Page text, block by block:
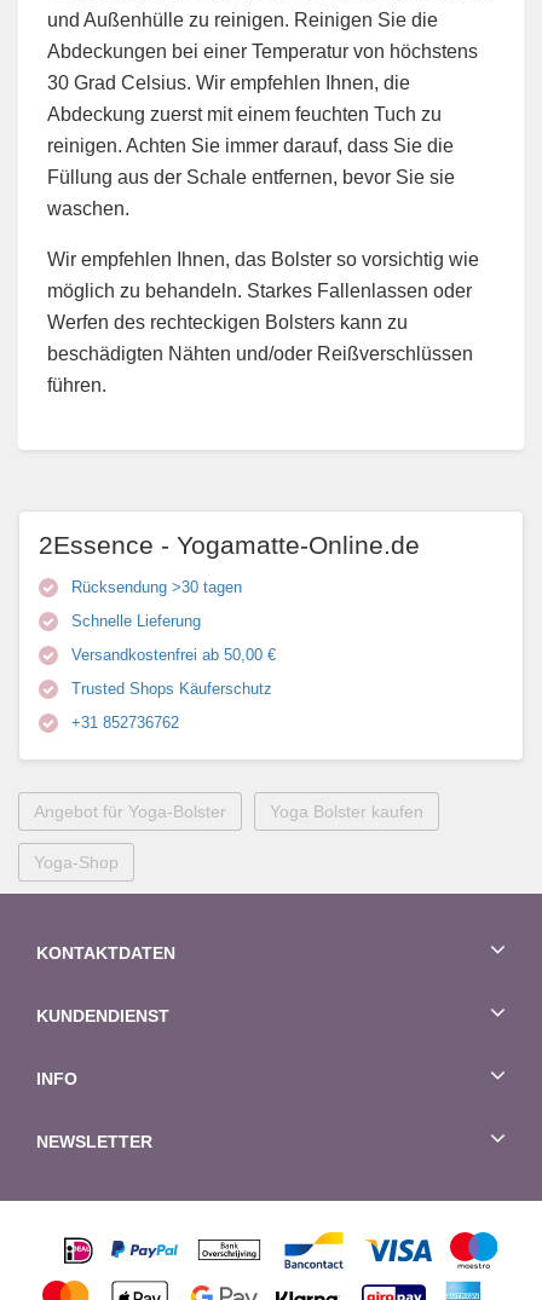
und Außenhülle zu reinigen. Reinigen Sie die
Abdeckungen bei einer Temperatur von höchstens
30 Grad Celsius. Wir empfehlen Ihnen, die
Abdeckung zuerst mit einem feuchten Tuch zu
reinigen. Achten Sie immer darauf, dass Sie die
Füllung aus der Schale entfernen, bevor Sie sie
waschen.
Wir empfehlen Ihnen, das Bolster so vorsichtig wie
möglich zu behandeln. Starkes Fallenlassen oder
Werfen des rechteckigen Bolsters kann zu
beschädigten Nähten und/oder Reißverschlüssen
führen.
2Essence - Yogamatte-Online.de
Rücksendung >30 tagen
Schnelle Lieferung
Versandkostenfrei ab 50,00 €
Trusted Shops Käuferschutz
+31 852736762
Angebot für Yoga-Bolster Yoga Bolster kaufen
Yoga-Shop
KONTAKTDATEN
KUNDENDIENST
INFO
NEWSLETTER